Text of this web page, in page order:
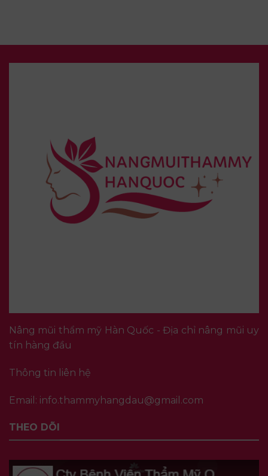
Nâng mũi thẩm mỹ Hàn Quốc - Địa chỉ nâng mũi uy
tín hàng đầu
Thông tin liên hệ
Email: info.thammyhangdau@gmail.com
THEO DÕI